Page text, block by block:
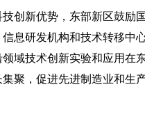
创新优势，东部新区鼓励
息研发机构和技术转移中
域技术创新实验和应用在
聚，促进先进制造业和生